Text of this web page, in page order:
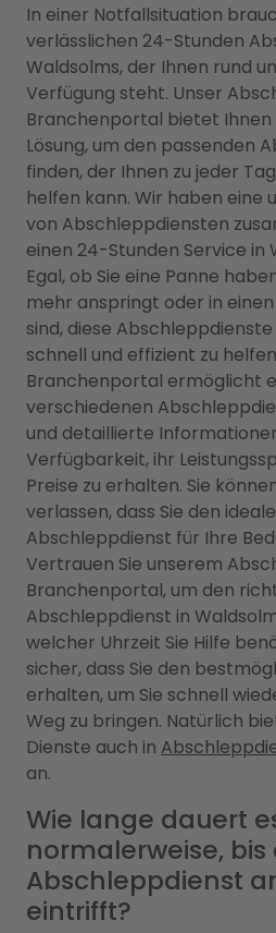
In einer Notfallsituation
verlässlichen 24-Stunden
Waldsolms, der Ihnen rund
Verfügung steht. Unser
Branchenportal bietet
Lösung, um den passenden
finden, der Ihnen zu jeder
helfen kann. Wir haben eine
von Abschleppdiensten
einen 24-Stunden Service in
Egal, ob Sie eine Panne
mehr anspringt oder in
sind, diese
schnell und effizient zu
Branchenportal ermöglicht
verschiedenen
und detaillierte
Verfügbarkeit, ihr
Preise zu erhalten. Sie
verlassen, dass Sie den
Abschleppdienst für Ihre
Vertrauen Sie unserem
Branchenportal, um den
Abschleppdienst in
welcher Uhrzeit Sie Hilfe
sicher, dass Sie den
erhalten, um Sie schnell
Weg zu bringen. Natürlich
Dienste auch in
an.
Wie lange dauert
normalerweise, bis
Abschleppdienst
eintrifft?